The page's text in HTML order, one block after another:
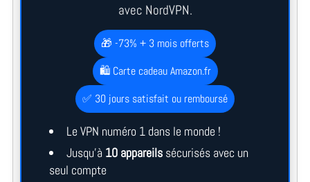
avec NordVPN.
🎁 -73% + 3 mois offerts
🛍️ Carte cadeau Amazon.fr
✅ 30 jours satisfait ou remboursé
Le VPN numéro 1 dans le monde !
Jusqu’à 10 appareilssécurisés avec un
seul compte